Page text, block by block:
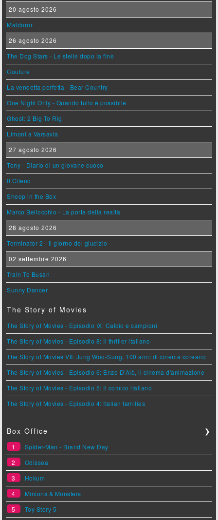
20 agosto 2026
Maldoror
26 agosto 2026
The Dog Stars - Le stelle dopo la fine
Couture
La vendetta perfetta - Bear Country
One Night Only - Quando tutto è possibile
Ghost: 2 Big To Rig
Limoni a Varsavia
27 agosto 2026
Tony - Diario di un giovane cuoco
Il Cileno
Sheep in the Box
Marco Bellocchio - La porta della realtà
28 agosto 2026
Terminator 2 - Il giorno del giudizio
02 settembre 2026
Train To Busan
Sunny Dancer
The Story of Movies
The Story of Movies - Episodio IX: Calcio e campioni
The Story of Movies - Episodio 8: Il thriller italiano
The Story of Movies VII: Jung Woo-Sung, 100 anni di cinema coreano
The Story of Movies - Episodio 6: Enzo D'Alò, il cinema d'animazione
The Story of Movies - Episodio 5: Il comico italiano
The Story of Movies - Episodio 4: Italian families
Box Office ❯
1
Spider-Man - Brand New Day
2
Odissea
3
Hokum
4
Minions & Monsters
5
Toy Story 5